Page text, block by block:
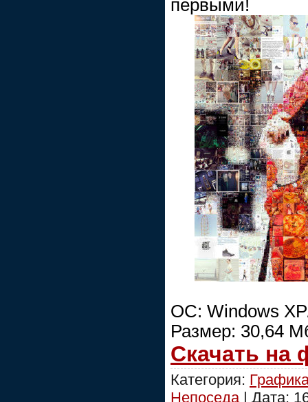
первыми!
ОС: Windows
Размер: 30,64
Скачать на
Категория:
Непоседа | Дата: